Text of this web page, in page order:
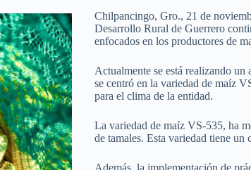
Chilpancingo, Gro., 21 de
Desarrollo Rural de Guerrero
enfocados en los productores de
Actualmente se está realizando
se centró en la variedad de maíz
para el clima de la entidad.
La variedad de maíz VS-535, ha
de tamales. Esta variedad tiene
Además, la implementación de